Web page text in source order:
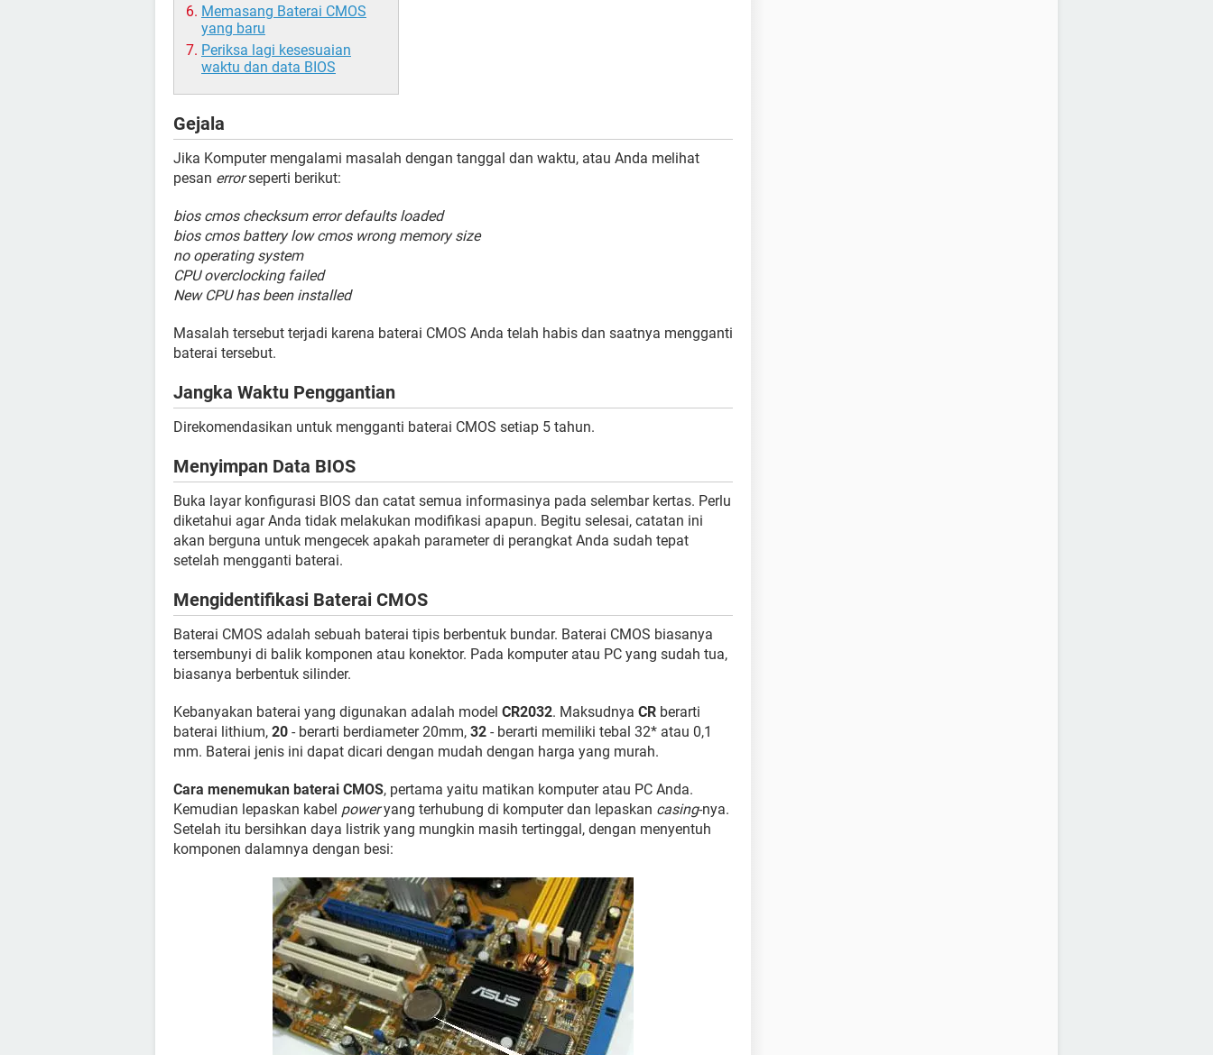
Memasang Baterai CMOS
yang baru
Periksa lagi kesesuaian
waktu dan data BIOS
Gejala
Jika Komputer mengalami masalah dengan tanggal dan waktu, atau Anda melihat
pesan errorseperti berikut:
bios cmos checksum error defaults loaded
bios cmos battery low cmos wrong memory size
no operating system
CPU overclocking failed
New CPU has been installed
Masalah tersebut terjadi karena baterai CMOS Anda telah habis dan saatnya mengganti
baterai tersebut.
Jangka Waktu Penggantian
Direkomendasikan untuk mengganti baterai CMOS setiap 5 tahun.
Menyimpan Data BIOS
Buka layar konfigurasi BIOS dan catat semua informasinya pada selembar kertas. Perlu
diketahui agar Anda tidak melakukan modifikasi apapun. Begitu selesai, catatan ini
akan berguna untuk mengecek apakah parameter di perangkat Anda sudah tepat
setelah mengganti baterai.
Mengidentifikasi Baterai CMOS
Baterai CMOS adalah sebuah baterai tipis berbentuk bundar. Baterai CMOS biasanya
tersembunyi di balik komponen atau konektor. Pada komputer atau PC yang sudah tua,
biasanya berbentuk silinder.
Kebanyakan baterai yang digunakan adalah model CR2032. Maksudnya CR berarti
baterai lithium, 20 - berarti berdiameter 20mm, 32 - berarti memiliki tebal 32* atau 0,1
mm. Baterai jenis ini dapat dicari dengan mudah dengan harga yang murah.
Cara menemukan baterai CMOS, pertama yaitu matikan komputer atau PC Anda.
Kemudian lepaskan kabel poweryang terhubung di komputer dan lepaskan casing-nya.
Setelah itu bersihkan daya listrik yang mungkin masih tertinggal, dengan menyentuh
komponen dalamnya dengan besi: